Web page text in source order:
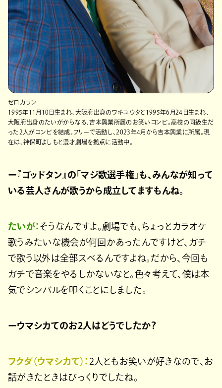
ゼロカラン
1995年11月10日生まれ、大阪府出身のワキユウタと1995年6月24日生まれ、
大阪府出身のたいがからなる、吉本興業所属のお笑いコンビ。高校の同級生だ
った2人がコンビを結成。フリーで活動し、2023年4月から吉本興業に所属。現
在は、神保町よしもと漫才劇場を拠点に活動中。
ー『ゴッドタン』の「マジ歌選手権」も、みんなが知って
いる芸人さんが歌うから成立してますもんね。
たいが： そうなんですよ。劇場でも、ちょっとカラオケ
歌うみたいな機会が何回かあったんですけど、ガチ
で歌う以外は全部スベるんですよね。だから、今回も
ガチで音楽をやるしかないなと。色々考えて、僕は本
気でシンバルを叩くことにしました。
ーウマシカてのお2人はどうでしたか？
フクダ（ウマシカて）： 2人ともお笑いが好きなので、お
話がきたときはびっくりでしたね。